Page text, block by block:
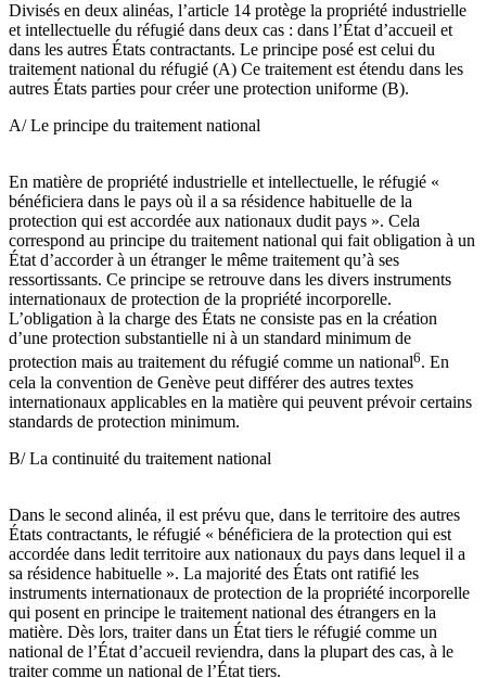
Divisés en deux alinéas, l’article 14 protège la propriété industrielle
et intellectuelle du réfugié dans deux cas : dans l’État d’accueil et
dans les autres États contractants. Le principe posé est celui du
traitement national du réfugié (A) Ce traitement est étendu dans les
autres États parties pour créer une protection uniforme (B).
A/ Le principe du traitement national
En matière de propriété industrielle et intellectuelle, le réfugié «
bénéficiera dans le pays où il a sa résidence habituelle de la
protection qui est accordée aux nationaux dudit pays ». Cela
correspond au principe du traitement national qui fait obligation à un
État d’accorder à un étranger le même traitement qu’à ses
ressortissants. Ce principe se retrouve dans les divers instruments
internationaux de protection de la propriété incorporelle.
L’obligation à la charge des États ne consiste pas en la création
d’une protection substantielle ni à un standard minimum de
protection mais au traitement du réfugié comme un national6. En
cela la convention de Genève peut différer des autres textes
internationaux applicables en la matière qui peuvent prévoir certains
standards de protection minimum.
B/ La continuité du traitement national
Dans le second alinéa, il est prévu que, dans le territoire des autres
États contractants, le réfugié « bénéficiera de la protection qui est
accordée dans ledit territoire aux nationaux du pays dans lequel il a
sa résidence habituelle ». La majorité des États ont ratifié les
instruments internationaux de protection de la propriété incorporelle
qui posent en principe le traitement national des étrangers en la
matière. Dès lors, traiter dans un État tiers le réfugié comme un
national de l’État d’accueil reviendra, dans la plupart des cas, à le
traiter comme un national de l’État tiers.